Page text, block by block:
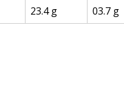
23.4 g 03.7 g